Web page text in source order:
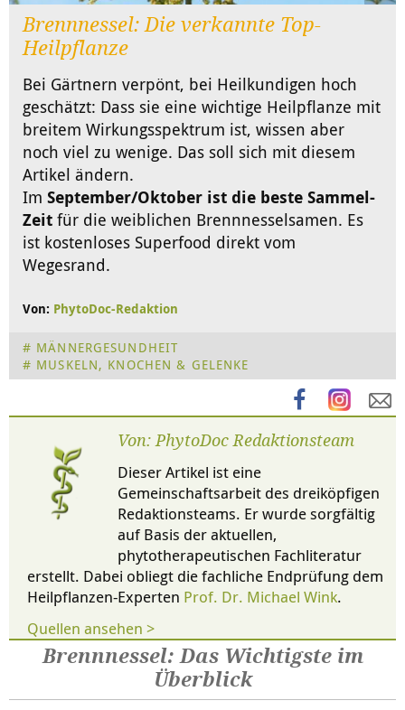
Brennnessel: Die verkannte Top-
Heilpflanze
Bei Gärtnern verpönt, bei Heilkundigen hoch
geschätzt: Dass sie eine wichtige Heilpflanze mit
breitem Wirkungsspektrum ist, wissen aber
noch viel zu wenige. Das soll sich mit diesem
Artikel ändern.
Im September/Oktober ist die beste Sammel-
Zeit für die weiblichen Brennnesselsamen. Es
ist kostenloses Superfood direkt vom
Wegesrand.
Von: PhytoDoc-Redaktion
MÄNNERGESUNDHEIT
MUSKELN, KNOCHEN & GELENKE
Von: PhytoDoc Redaktionsteam
Dieser Artikel ist eine
Gemeinschaftsarbeit des dreiköpfigen
Redaktionsteams. Er wurde sorgfältig
auf Basis der aktuellen,
phytotherapeutischen Fachliteratur
erstellt. Dabei obliegt die fachliche Endprüfung dem
Heilpflanzen-Experten Prof. Dr. Michael Wink.
Quellen ansehen >
Brennnessel: Das Wichtigste im
Überblick